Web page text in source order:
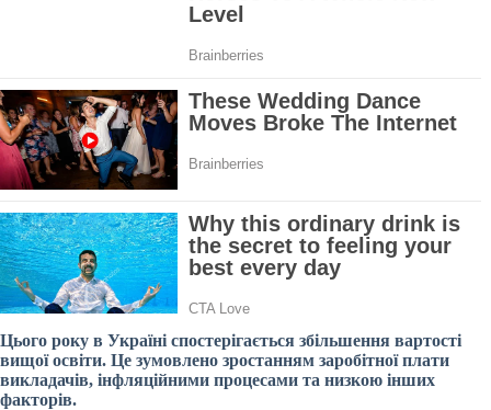
Цього року в Україні спостерігається збільшення вартості
вищої освіти. Це зумовлено зростанням заробітноїплати
викладачів, інфляційними процесами та низкою інших
факторів.